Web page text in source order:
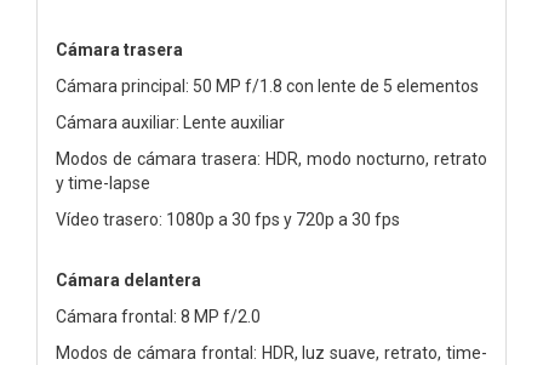
Cámara trasera
Cámara principal: 50 MP f/1.8 con lente de 5 elementos
Cámara auxiliar: Lente auxiliar
Modos de cámara trasera: HDR, modo nocturno, retrato
y time-lapse
Vídeo trasero: 1080p a 30 fps y 720p a 30 fps
Cámara delantera
Cámara frontal: 8 MP f/2.0
Modos de cámara frontal: HDR, luz suave, retrato, time-